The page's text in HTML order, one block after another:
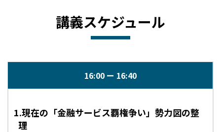
講義スケジュール
16:00 16:40
1.現在の「金融サービス覇権争い」勢力図の整
理